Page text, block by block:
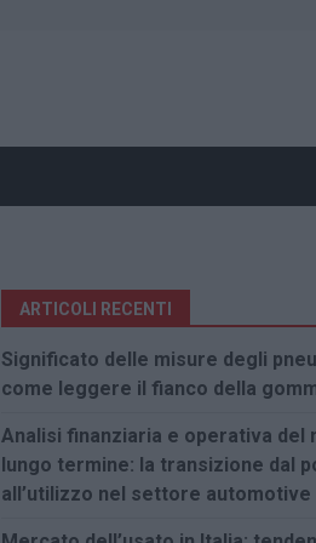
ARTICOLI RECENTI
Significato delle misure degli
come leggere il fianco della
Analisi finanziaria e operativa del
lungo termine: la transizione dal
all’utilizzo nel settore automotive